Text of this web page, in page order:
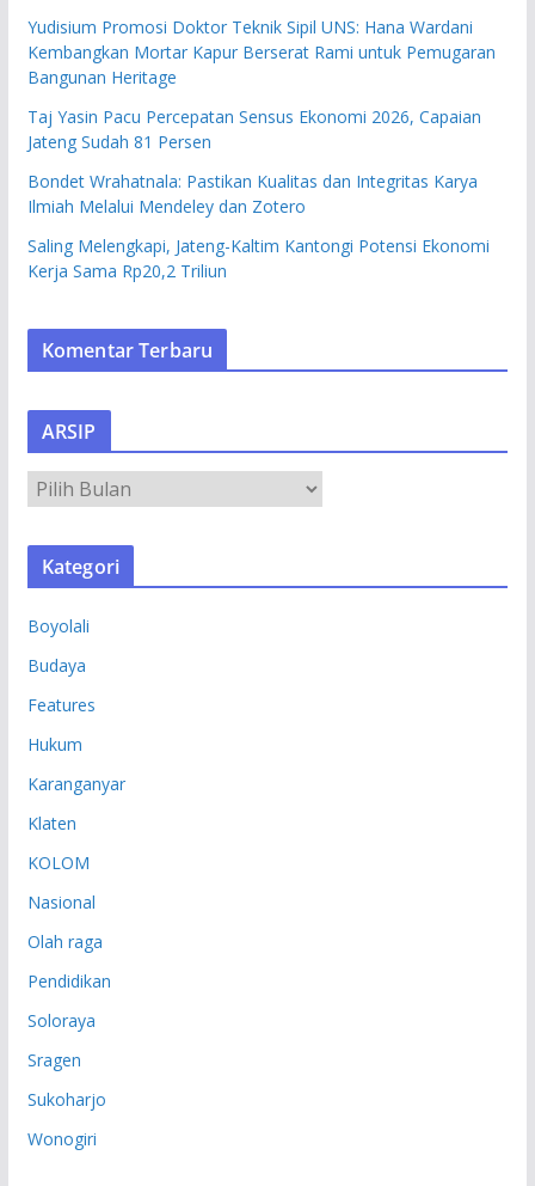
Yudisium Promosi Doktor Teknik Sipil UNS: Hana Wardani
Kembangkan Mortar Kapur Berserat Rami untuk Pemugaran
Bangunan Heritage
Taj Yasin Pacu Percepatan Sensus Ekonomi 2026, Capaian
Jateng Sudah 81 Persen
Bondet Wrahatnala: Pastikan Kualitas dan Integritas Karya
Ilmiah Melalui Mendeley dan Zotero
Saling Melengkapi, Jateng-Kaltim Kantongi Potensi Ekonomi
Kerja Sama Rp20,2 Triliun
Komentar Terbaru
ARSIP
R
S
Kategori
Boyolali
Budaya
Features
Hukum
Karanganyar
Klaten
KOLOM
Nasional
Olah raga
Pendidikan
Soloraya
Sragen
Sukoharjo
Wonogiri